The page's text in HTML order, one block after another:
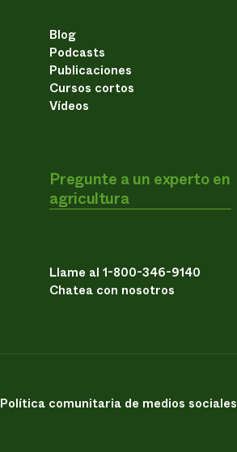
Blog
Podcasts
Publicaciones
Cursos cortos
Vídeos
Pregunte a un experto en
agricultura
Llame al 1-800-346-9140
Chatea con nosotros
Política comunitaria de medios sociales